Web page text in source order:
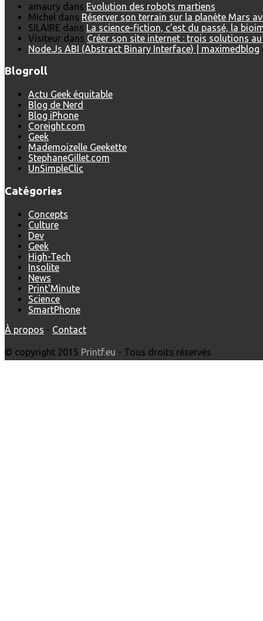
amaury dans Evolution des robots martiens
Michel dans Réserver son terrain sur la planète Mars
SILAIRE dans La science-fiction, c’est du passé, la
Visiteur dans Créer son site internet : trois solutions au
Node.Js ABI (Abstract Binary Interface) | maximedblog
Blogroll
Actu Geek équitable
Blog de Nerd
Blog iPhone
Coreight.com
Geek
Mademoizelle Geekette
StephaneGillet.com
UnSimpleClic
Catégories
Concepts
Culture
Dev
Geek
High-Tech
Insolite
News
Print'Minute
Science
SmartPhone
À propos - Contact
© copyright 2015 Printf.eu - Tous droits réservés